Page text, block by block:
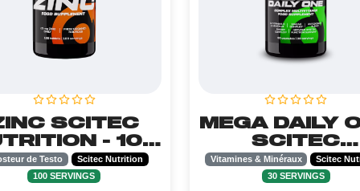
SCITEC
- 100
TABLETS
de Testo
Scitec Nutrition
100 SERVINGS
MEGA DAILY
SCITEC
NUTRITION
Vitamines & Minéraux
Scitec
30 SERVINGS